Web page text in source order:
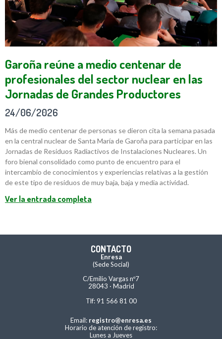
Garoña reúne a medio centenar de
profesionales del sector nuclear en las
Jornadas de Grandes Productores
24/06/2026
Más de medio centenar de personas se dieron cita la semana pasada
en la central nuclear de Santa María de Garoña para participar en las
Jornadas de Residuos Radiactivos de Instalaciones Nucleares. Un
foro bienal consolidado como punto de encuentro para el
intercambio de conocimientos y experiencias relativas a la gestión
de este tipo de residuos de muy baja, baja y media actividad.
Ver la entrada completa
CONTACTO
Enresa
(Sede Social)
C/Emilio Vargas nº7
28043 · Madrid
Tlf: 91 566 81 00
Email: registro@enresa.es
Horario de atención de registro:
Lunes a Jueves